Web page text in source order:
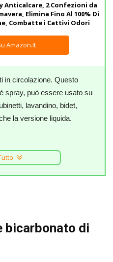
Anticalcare, 2 Confezioni da
Elimina Fino Al 100% Di
Combatte i Cattivi Odori
Amazon.it
in circolazione. Questo
spray, può essere usato su
lavandino, bidet,
la versione liquida.
bicarbonato di